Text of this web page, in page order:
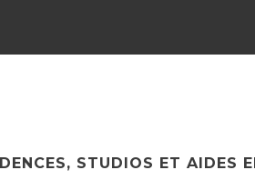
STUDIOS ET AIDES